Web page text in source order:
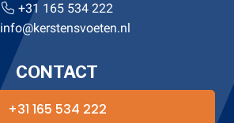
+31 165 534 222
info@kerstensvoeten.nl
CONTACT
+31 165 534 222